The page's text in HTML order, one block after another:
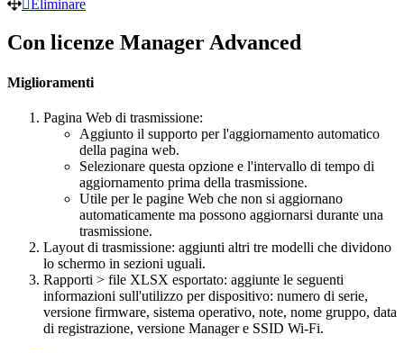
Eliminare
Con licenze Manager Advanced
Miglioramenti
Pagina Web di trasmissione:
Aggiunto il supporto per l'aggiornamento automatico
della pagina web.
Selezionare questa opzione e l'intervallo di tempo di
aggiornamento prima della trasmissione.
Utile per le pagine Web che non si aggiornano
automaticamente ma possono aggiornarsi durante una
trasmissione.
Layout di trasmissione: aggiunti altri tre modelli che dividono
lo schermo in sezioni uguali.
Rapporti > file XLSX esportato: aggiunte le seguenti
informazioni sull'utilizzo per dispositivo: numero di serie,
versione firmware, sistema operativo, note, nome gruppo, data
di registrazione, versione Manager e SSID Wi-Fi.